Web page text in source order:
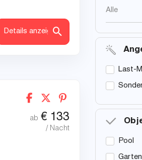
Details anzeigen
ab € 133
/ Nacht
Alle
Last-
Pool
Garten